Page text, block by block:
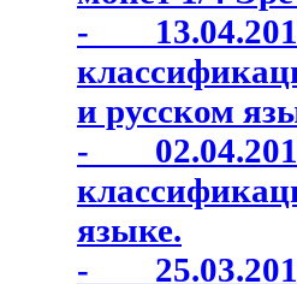
-
и русском
-
языке.
-